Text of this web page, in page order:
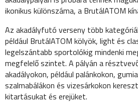
ikonikus különszáma, a BrutálATOM
Az akadályfutó verseny több
például BrutálATOM kölyök, light és
legelszántabb sportolókig mindenki
megfelelő szintet. A pályán a
akadályokon, például palánkokon,
szalmabálákon és vizesárkokon
kitartásukat és erejüket.